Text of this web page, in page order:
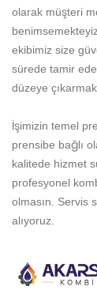
olarak müşteri
ekibimiz size
sürede tamir
düzeye
İşimizin temel
prensibe bağlı
kalitede hizmet
profesyonel
olmasın. Servis
alıyoruz.